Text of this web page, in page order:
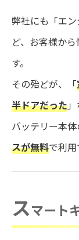
弊社にも「エ
ど、お客様か
す。
その殆どが、「
半ドアだった
バッテリー本
スが無料で利用
スマート